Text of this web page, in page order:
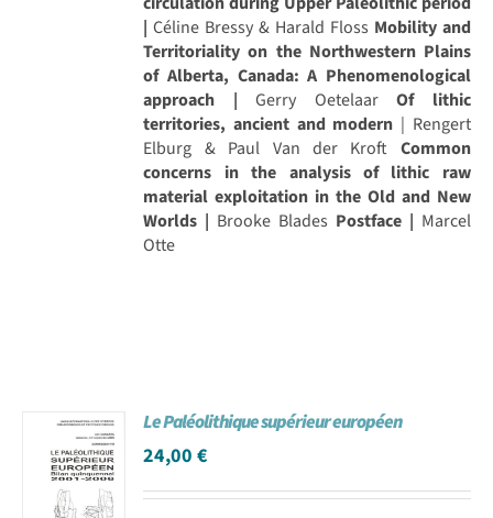
| Céline Bressy & Harald Floss Mobility and
Territoriality on the Northwestern Plains
of Alberta, Canada: A Phenomenological
approach | Gerry OetelaarOf lithic
territories, ancient and modern | Rengert
Elburg & Paul Van der Kroft Common
concerns in the analysis of lithic raw
material exploitation in the Old and New
Worlds | Brooke Blades Postface | Marcel
Otte
Le Paléolithique supérieur européen
24,00€